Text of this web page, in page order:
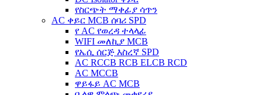
የስርጭት ማቀፊያ ሳጥን
AC ቀይር MCB ሰባሪ SPD
የ AC የወረዳ ተላላፊ
WIFI መለኪያ MCB
የኤሲ ሰርጅ እስረኛ SPD
AC RCCB RCB ELCB RCD
AC MCCB
ዋይፋይ AC MCB